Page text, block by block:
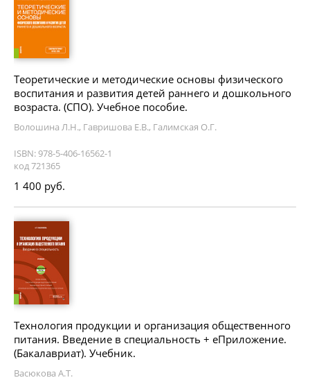
Теоретические и методические основы физического
воспитания и развития детей раннего и дошкольного
возраста. (СПО). Учебное пособие.
Волошина Л.Н., Гавришова Е.В., Галимская О.Г.
ISBN: 978-5-406-16562-1
код 721365
1 400 руб.
Технология продукции и организация общественного
питания. Введение в специальность + еПриложение.
(Бакалавриат). Учебник.
Васюкова А.Т.